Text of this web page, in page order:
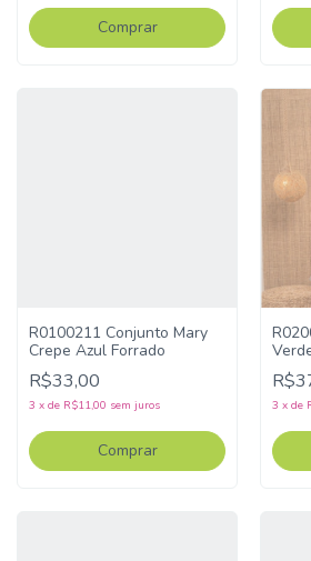
Comprar
R0100211 Conjunto Mary
Crepe Azul Forrado
R$33,00
3 x de R$11,00 sem juros
Comprar
3 x de